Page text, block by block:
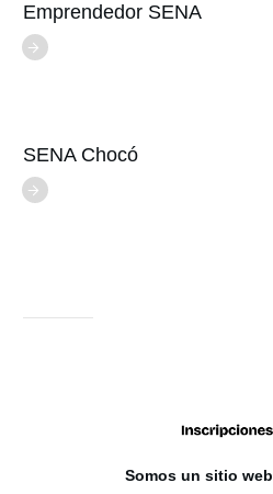
Emprendedor SENA
SENA Chocó
Somos un sitio web